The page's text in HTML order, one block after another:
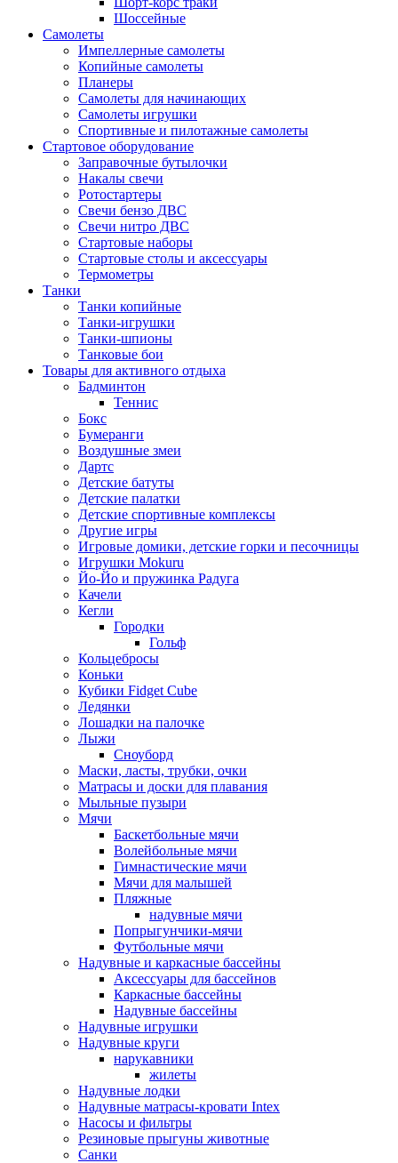
Шоссейные
Самолеты
Импеллерные самолеты
Копийные самолеты
Планеры
Самолеты для начинающих
Самолеты игрушки
Спортивные и пилотажные самолеты
Стартовое оборудование
Заправочные бутылочки
Накалы свечи
Ротостартеры
Свечи бензо ДВС
Свечи нитро ДВС
Стартовые наборы
Стартовые столы и аксессуары
Термометры
Танки
Танки копийные
Танки-игрушки
Танки-шпионы
Танковые бои
Товары для активного отдыха
Бадминтон
Теннис
Бокс
Бумеранги
Воздушные змеи
Дартс
Детские батуты
Детские палатки
Детские спортивные комплексы
Другие игры
Игровые домики, детские горки и песочницы
Игрушки Mokuru
Йо-Йо и пружинка Радуга
Качели
Кегли
Городки
Гольф
Кольцебросы
Коньки
Кубики Fidget Cube
Ледянки
Лошадки на палочке
Лыжи
Сноуборд
Маски, ласты, трубки, очки
Матрасы и доски для плавания
Мыльные пузыри
Мячи
Баскетбольные мячи
Волейбольные мячи
Гимнастические мячи
Мячи для малышей
Пляжные
надувные мячи
Попрыгунчики-мячи
Футбольные мячи
Надувные и каркасные бассейны
Аксессуары для бассейнов
Каркасные бассейны
Надувные бассейны
Надувные игрушки
Надувные круги
нарукавники
жилеты
Надувные лодки
Надувные матрасы-кровати Intex
Насосы и фильтры
Резиновые прыгуны животные
Санки